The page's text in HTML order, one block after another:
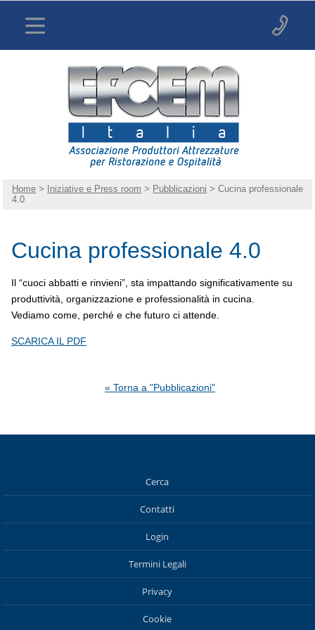
Home > Iniziative e Press room > Pubblicazioni > Cucina professionale
4.0
Cucina professionale 4.0
Il “cuoci abbatti e rinvieni”, sta impattando significativamente su
produttività, organizzazione e professionalità in cucina.
Vediamo come, perché e che futuro ci attende.
SCARICA IL PDF
« Torna a "Pubblicazioni"
Cerca
Contatti
Login
Termini Legali
Privacy
Cookie